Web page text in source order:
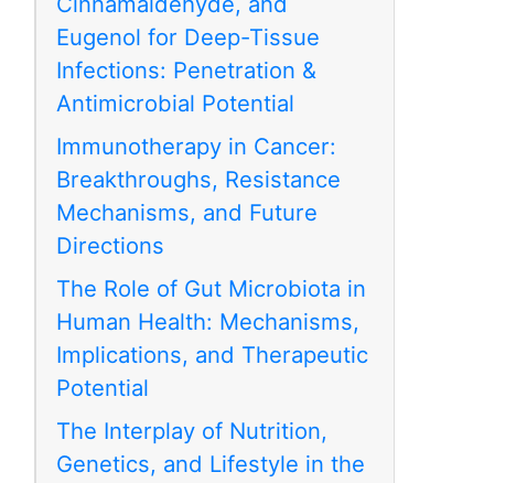
Eugenol for Deep-Tissue
Infections: Penetration &
Antimicrobial Potential
Immunotherapy in Cancer:
Breakthroughs, Resistance
Mechanisms, and Future
Directions
The Role of Gut Microbiota in
Human Health: Mechanisms,
Implications, and Therapeutic
Potential
The Interplay of Nutrition,
Genetics, and Lifestyle in the